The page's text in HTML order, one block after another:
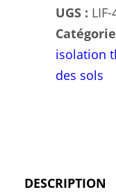
–
30
mm
–
kg
UGS :
isolation
des sols
DESCRIPTION